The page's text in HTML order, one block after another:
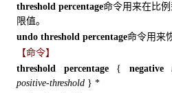
threshold percentage命令用来在比
限值。
undo threshold percentage命令用来
【命令】
threshold percentage { negative
positive-threshold } *